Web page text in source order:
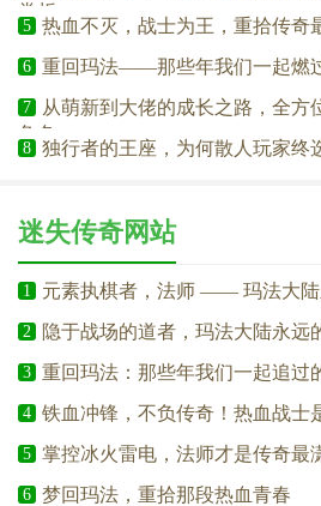
赏析
5 热血不灭，战士为王，重拾传奇
6 重回玛法——那些年我们一起燃
7
从萌新到大佬的成长之路，全方
角色
8 独行者的王座，为何散人玩家终
迷失传奇网站
1 元素执棋者，法师 —— 玛法大
2 隐于战场的道者，玛法大陆永远
3 重回玛法：那些年我们一起追过
4 铁血冲锋，不负传奇！热血战士
5 掌控冰火雷电，法师才是传奇最
6 梦回玛法，重拾那段热血青春